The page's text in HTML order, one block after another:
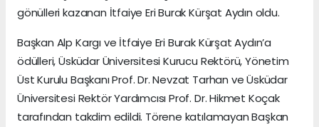
gönülleri kazanan İtfaiye Eri Burak Kürşat Aydın oldu.
Başkan Alp Kargı ve İtfaiye Eri Burak Kürşat Aydın’a
ödülleri, Üsküdar Üniversitesi Kurucu Rektörü, Yönetim
Üst Kurulu Başkanı Prof. Dr. Nevzat Tarhan ve Üsküdar
Üniversitesi Rektör Yardımcısı Prof. Dr. Hikmet Koçak
tarafından takdim edildi. Törene katılamayan Başkan